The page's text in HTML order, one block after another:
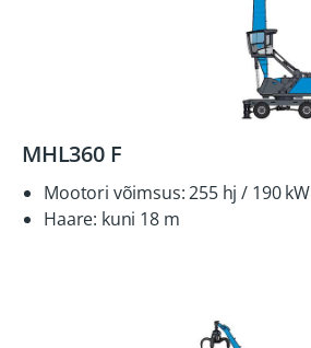
MHL360 F
Mootori võimsus: 255 hj / 190 kW
Haare: kuni 18 m